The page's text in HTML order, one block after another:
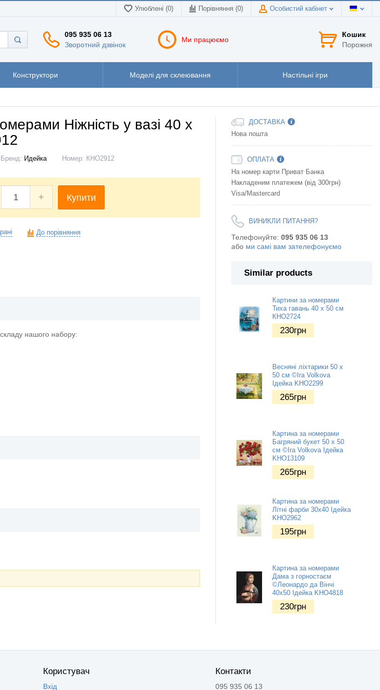
Улюблені (0) Порівняння (0) Особистий кабінет
095 935 06 13
Зворотний дзвінок
Ми працюємо
Кошик
Порожня
Конструктори Моделі для склеювання Настільні ігри
Ніжність у вазі 40 х
Бренд: Идейка Номер: КНО2912
+ Купити
До порівняння
нашого набору:
ДОСТАВКА
Нова пошта
ОПЛАТА
На номер карти Приват Банка
Накладеним платежем (від 300грн)
Visa/Mastercard
ВИНИКЛИ ПИТАННЯ?
Телефонуйте: 095 935 06 13
або ми самі вам зателефонуємо
Similar products
Картини за номерами
Тиха гавань 40 х 50 см
КНО2724
230грн
Весняні ліхтарики 50 х
50 см ©Ira Volkova
Ідейка KHO2299
265грн
Картина за номерами
Багряний букет 50 х 50
см ©Ira Volkova Ідейка
KHO13109
265грн
Картина за номерами
Літні фарби 30х40 Ідейка
KHO2962
195грн
Картина за номерами
Дама з горностаєм
©Леонардо да Вінчі
40х50 Ідейка KHO4818
230грн
Користувач
Вхід
Контакти
095 935 06 13